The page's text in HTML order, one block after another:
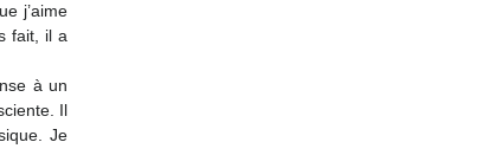
j’aime
fait, il a
à un
Il
Je